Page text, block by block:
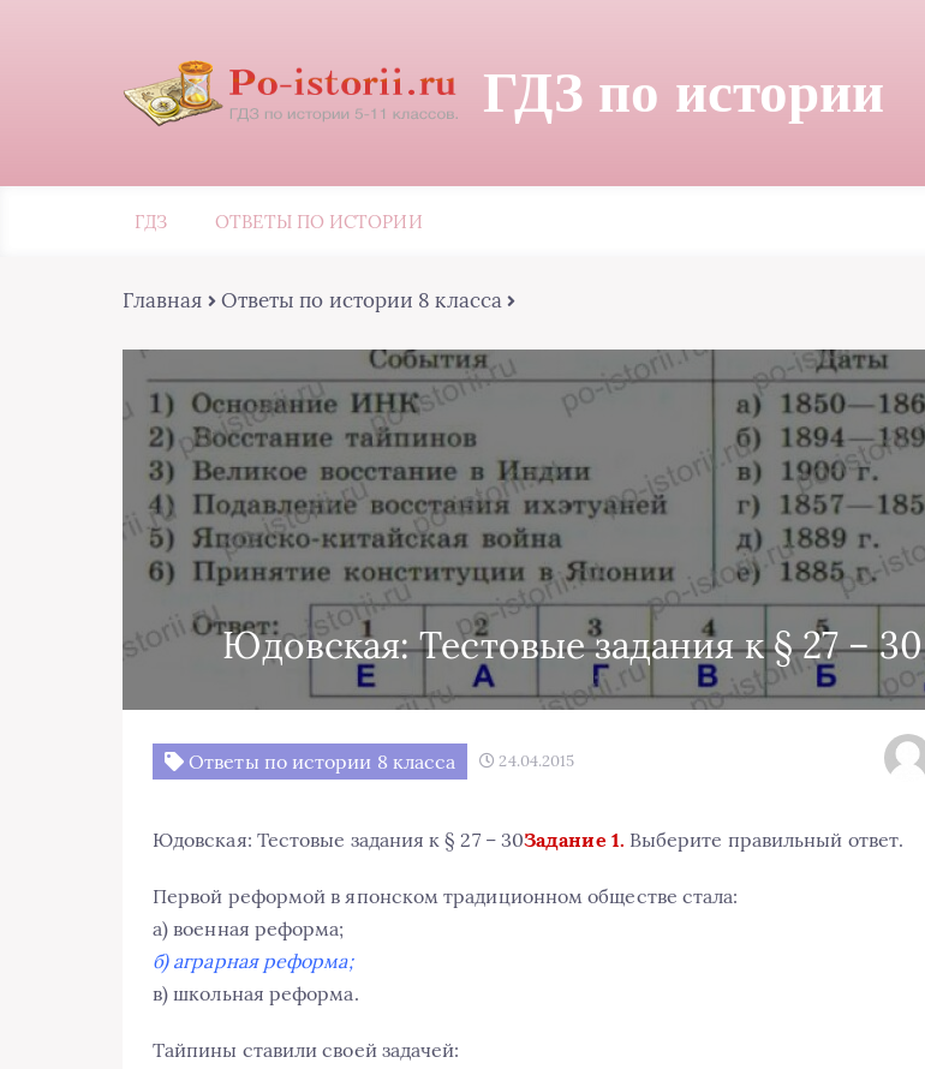
ГДЗ по истории
ГДЗ ОТВЕТЫ ПО ИСТОРИИ
Главная Ответы по истории 8 класса
Юдовская: Тестовые задания к § 27 – 30
Ответы по истории 8 класса 24.04.2015
Юдовская: Тестовые задания к § 27 – 30Задание 1. Выберите правильный ответ.
Первой реформой в японском традиционном обществе стала:
а) военная реформа;
б) аграрная реформа;
в) школьная реформа.
Тайпины ставили своей задачей: